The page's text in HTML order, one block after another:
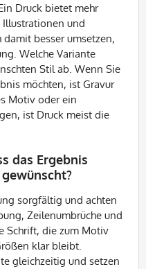
Druck bietet mehr
Illustrationen und
besser umsetzen,
Welche Variante
Stil ab. Wenn Sie
möchten, ist Gravur
Motiv oder ein
ist Druck meist die
das Ergebnis
sorgfältig und achten
Zeilenumbrüche und
Schrift, die zum Motiv
klar bleibt.
gleichzeitig und setzen